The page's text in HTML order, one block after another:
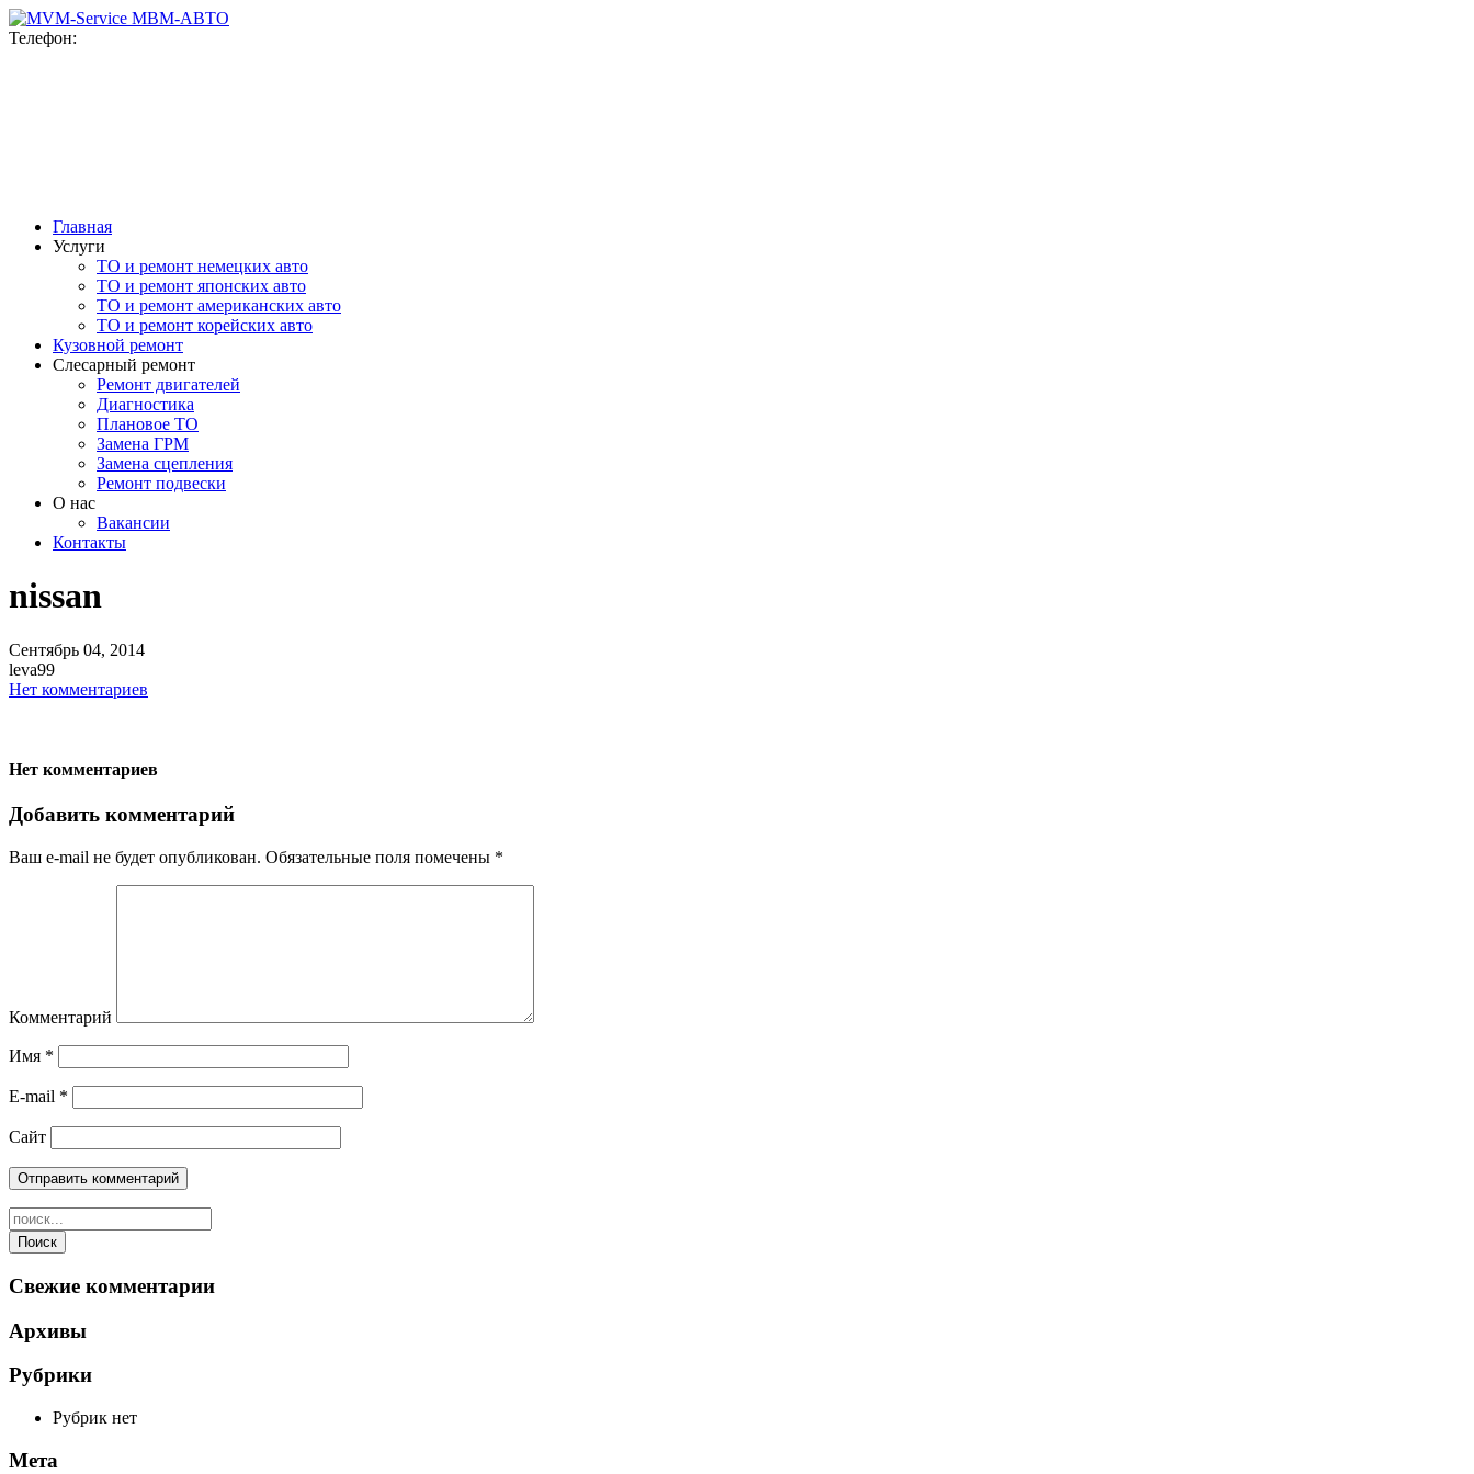
MВМ-АВТО
Телефон:
Главная
Услуги
ТО и ремонт немецких авто
ТО и ремонт японских авто
ТО и ремонт американских авто
ТО и ремонт корейских авто
Кузовной ремонт
Слесарный ремонт
Ремонт двигателей
Диагностика
Плановое ТО
Замена ГРМ
Замена сцепления
Ремонт подвески
О нас
Вакансии
Контакты
nissan
Сентябрь 04, 2014
leva99
Нет комментариев
Нет комментариев
Добавить комментарий
Ваш e-mail не будет опубликован. Обязательные поля помечены *
Комментарий
Имя *
E-mail *
Сайт
Свежие комментарии
Архивы
Рубрики
Рубрик нет
Мета